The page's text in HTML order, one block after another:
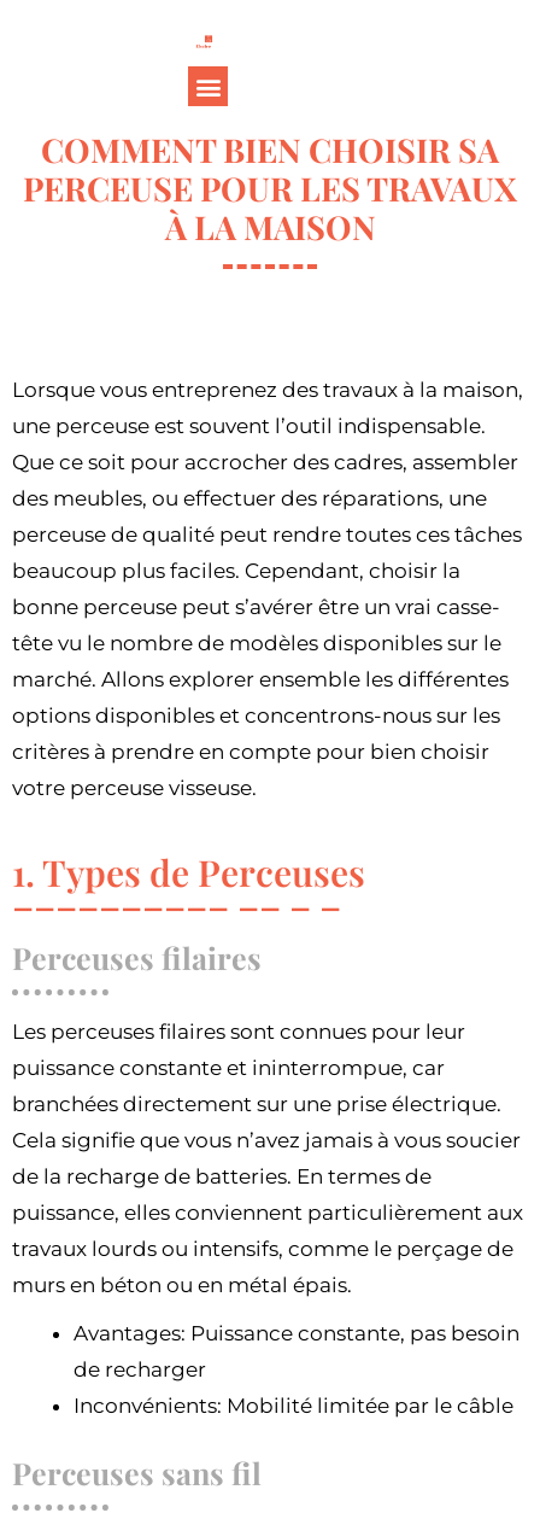
COMMENT BIEN CHOISIR SA
PERCEUSE POUR LES TRAVAUX
À LA MAISON
Lorsque vous entreprenez des travaux à la maison,
une perceuse est souvent l’outil indispensable.
Que ce soit pour accrocher des cadres, assembler
des meubles, ou effectuer des réparations, une
perceuse de qualité peut rendre toutes ces tâches
beaucoup plus faciles. Cependant, choisir la
bonne perceuse peut s’avérer être un vrai casse-
tête vu le nombre de modèles disponibles sur le
marché. Allons explorer ensemble les différentes
options disponibles et concentrons-nous sur les
critères à prendre en compte pour bien choisir
votre perceuse visseuse.
1. Types de Perceuses
Perceuses filaires
Les perceuses filaires sont connues pour leur
puissance constante et ininterrompue, car
branchées directement sur une prise électrique.
Cela signifie que vous n’avez jamais à vous soucier
de la recharge de batteries. En termes de
puissance, elles conviennent particulièrement aux
travaux lourds ou intensifs, comme le perçage de
murs en béton ou en métal épais.
Avantages: Puissance constante, pas besoin
de recharger
Inconvénients: Mobilité limitée par le câble
Perceuses sans fil